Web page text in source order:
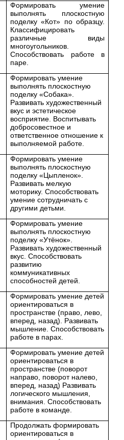
Формировать умение
выполнять плоскостную
поделку «Кот» по образцу.
Классифицировать
различные виды
многоугольников.
Способствовать работе в
паре.
Формировать умение
выполнять плоскостную
поделку «Собака».
Развивать художественный
вкус и эстетическое
восприятие. Воспитывать
добросовестное и
ответственное отношение к
выполняемой работе.
Формировать умение
выполнять плоскостную
поделку «Цыпленок».
Развивать мелкую
моторику. Способствовать
умение сотрудничать с
другими детьми.
Формировать умение
выполнять плоскостную
поделку «Утёнок».
Развивать художественный
вкус. Способствовать
развитию
коммуникативных
способностей детей.
Формировать умение детей
ориентироваться в
пространстве (право, лево,
вперед, назад). Развивать
мышление. Способствовать
работе в парах.
Формировать умение детей
ориентироваться в
пространстве (поворот
направо, поворот налево,
вперед, назад) Развивать
логического мышления,
внимания. Способствовать
работе в команде.
Продолжать формировать
ориентироваться в